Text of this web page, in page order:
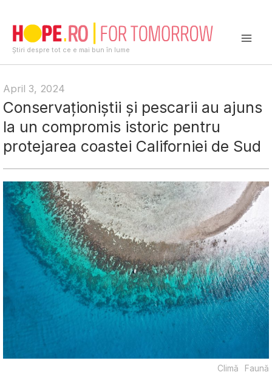
content
Știri despre tot ce e mai bun în lume
April 3, 2024
Conservaționiștii și pescarii au ajuns
la un compromis istoric pentru
protejarea coastei Californiei de Sud
Climă Faună